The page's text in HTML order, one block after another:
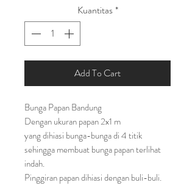
Kuantitas*
Add To Cart
Bunga Papan Bandung
Dengan ukuran papan 2x1 m
yang dihiasi bunga-bunga di 4 titik
sehingga membuat bunga papan terlihat
indah.
Pinggiran papan dihiasi dengan buli-buli.